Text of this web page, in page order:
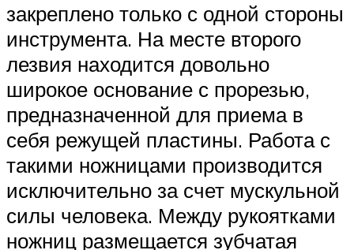
закреплено только с одной стороны
инструмента. На месте второго
лезвия находится довольно
широкое основание с прорезью,
предназначенной для приема в
себя режущей пластины. Работа с
такими ножницами производится
исключительно за счет мускульной
силы человека. Между рукоятками
ножниц размещается зубчатая